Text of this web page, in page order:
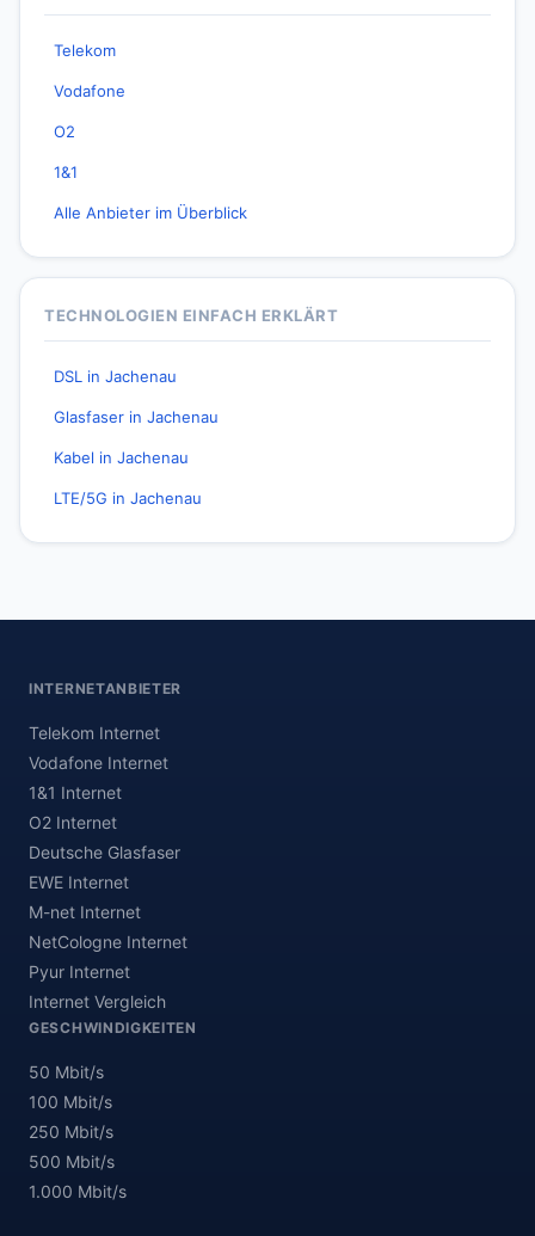
Telekom
Vodafone
O2
1&1
Alle Anbieter im Überblick
TECHNOLOGIEN EINFACH ERKLÄRT
DSL in Jachenau
Glasfaser in Jachenau
Kabel in Jachenau
LTE/5G in Jachenau
INTERNETANBIETER
Telekom Internet
Vodafone Internet
1&1 Internet
O2 Internet
Deutsche Glasfaser
EWE Internet
M-net Internet
NetCologne Internet
Pyur Internet
Internet Vergleich
GESCHWINDIGKEITEN
50 Mbit/s
100 Mbit/s
250 Mbit/s
500 Mbit/s
1.000 Mbit/s